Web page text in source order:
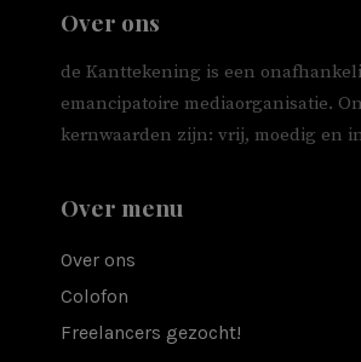
Over ons
de Kanttekening is een
emancipatoire mediaorganisatie.
kernwaarden zijn: vrij, moedig en
Over menu
Over ons
Colofon
Freelancers gezocht!